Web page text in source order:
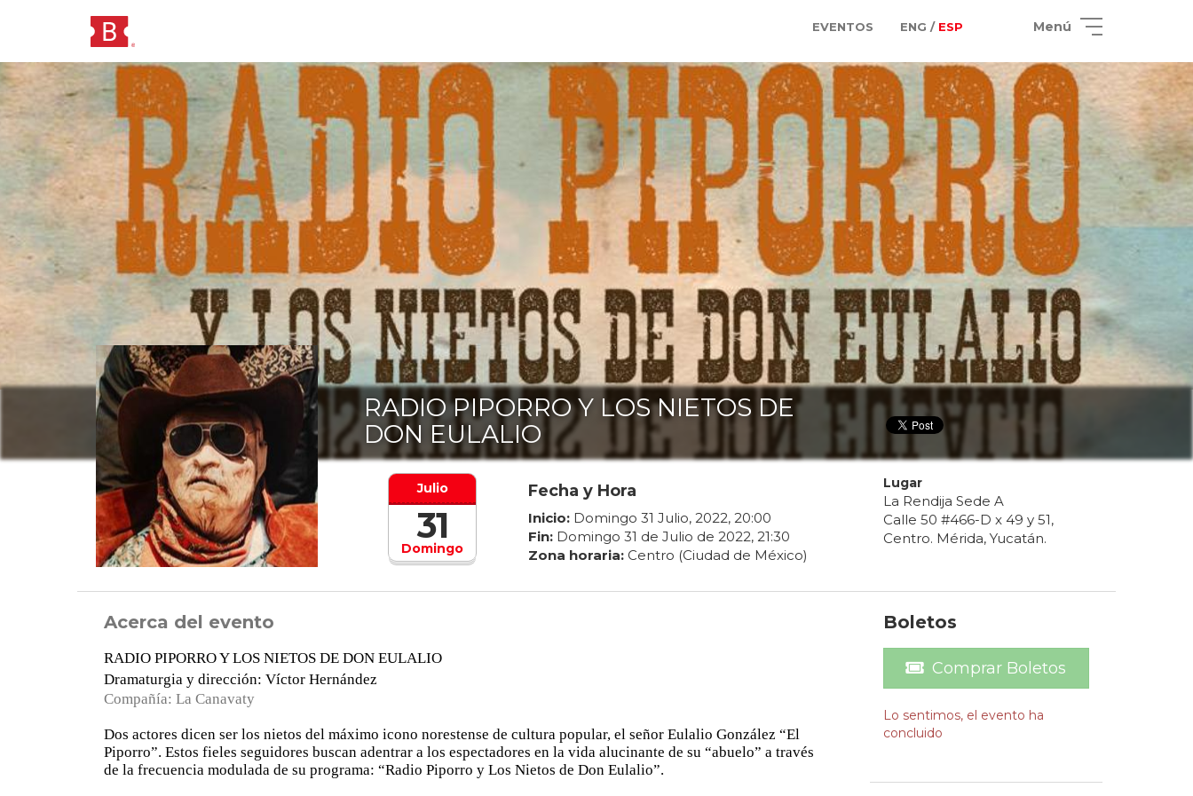
EVENTOS ENG / ESP Menú
RADIO PIPORRO Y LOS NIETOS DE
DON EULALIO
Domingo
Julio
31
Fecha y Hora
Inicio: Domingo 31 Julio, 2022, 20:00
Fin: Domingo 31 de Julio de 2022, 21:30
Zona horaria: Centro (Ciudad de México)
Lugar
La Rendija Sede A
Calle 50 #466-D x 49 y 51,
Centro. Mérida, Yucatán.
Acerca del evento
RADIO PIPORRO Y LOS NIETOS DE DON EULALIO
Dramaturgia y dirección: Víctor Hernández
Compañía: La Canavaty
Dos actores dicen ser los nietos del máximo icono norestense de cultura popular, el señor Eulalio González “El
Piporro”. Estos fieles seguidores buscan adentrar a los espectadores en la vida alucinante de su “abuelo” a través
de la frecuencia modulada de su programa: “Radio Piporro y Los Nietos de Don Eulalio”.
Boletos
Comprar Boletos
Lo sentimos, el evento ha
concluido